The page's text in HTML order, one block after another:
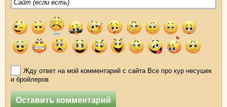
Жду ответ на мой комментарий с сайта Все про кур несушек
и бройлеров